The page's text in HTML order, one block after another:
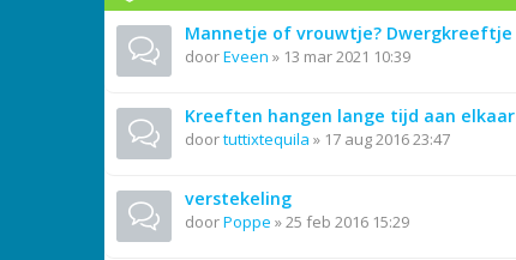
Mannetje of vrouwtje? Dwergkreeftje
doorEveen » 13 mar 2021 10:39
Kreeften hangen lange tijd aan elkaar
doortuttixtequila » 17 aug 2016 23:47
verstekeling
doorPoppe »25 feb 2016 15:29